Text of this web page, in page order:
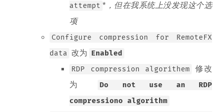
attempt * ，但在我系统上没发现这个选
项
Configure compression for RemoteFX
data 改为 Enabled
RDP compression algorithem
修改
为
Do not use an RDP
compressiono algorithm